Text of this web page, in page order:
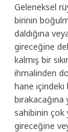
Geleneksel
birinin
daldığına
gireceğine
kalmış bir
ihmalinden
hane içindeki
sahibinin çok
gireceğine